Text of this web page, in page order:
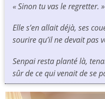
« Sinon tu vas le regretter. »
Elle s’en allait déjà, ses
sourire qu’il ne devait pas
Senpai resta planté là,
sûr de ce qui venait de se